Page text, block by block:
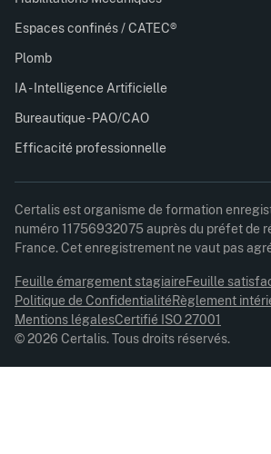
Espaces confinés / CATEC®
Plomb
IA - Intelligence Artificielle
Bureautique - PAO/CAO
Efficacité professionnelle
Certalis est organisme de formation
numéro 11756932075 auprès du préfet de
France. Cet enregistrement ne vaut pas
© 2026 Certalis. Tous droits réservés.
Feuille émargement stagiaireFeuille
Politique de ConfidentialitéRèglement
Mentions légalesCertifié ISO 27001